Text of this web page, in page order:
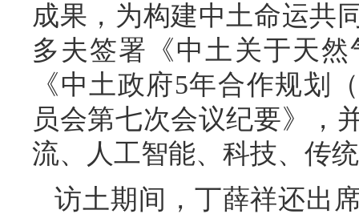
成果，为构建中土命运共
多夫签署《中土关于天
《中土政府5年合作规划
员会第七次会议纪要》，
流、人工智能、科技、传
访土期间，丁薛祥还出